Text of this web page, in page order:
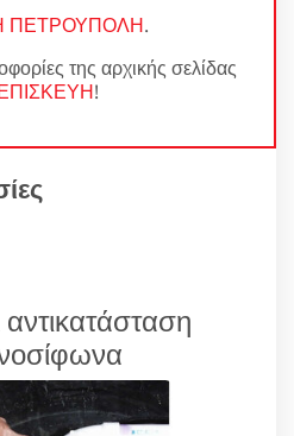
ΠΕΤΡΟΥΠΟΛΗ.
της αρχικής σελίδας
!
αντικατάσταση